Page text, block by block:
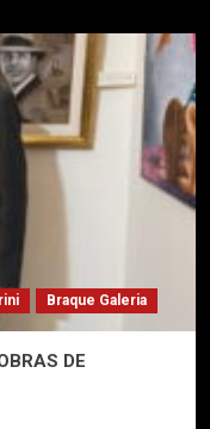
Braque Galeria
DE